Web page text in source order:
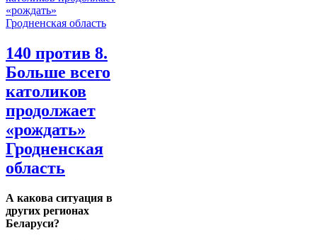
140 против 8.
Больше всего
католиков
продолжает
«рождать»
Гродненская
область
А какова ситуация в
других регионах
Беларуси?